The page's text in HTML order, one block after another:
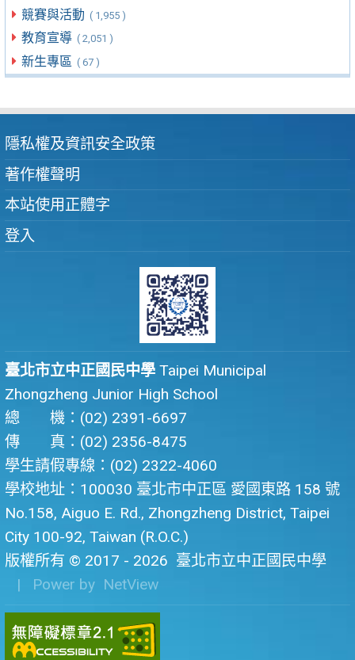
競賽與活動 ( 1,955 )
教育宣導 ( 2,051 )
新生專區 ( 67 )
隱私權及資訊安全政策
著作權聲明
本站使用正體字
登入
臺北市立中正國民中學 Taipei Municipal
Zhongzheng Junior High School
總 機：(02) 2391-6697
傳 真：(02) 2356-8475
學生請假專線：(02) 2322-4060
學校地址：100030 臺北市中正區 愛國東路 158 號
No.158, Aiguo E. Rd., Zhongzheng District, Taipei
City 100-92, Taiwan (R.O.C.)
版權所有 © 2017 - 2026 臺北市立中正國民中學
| Power by NetView